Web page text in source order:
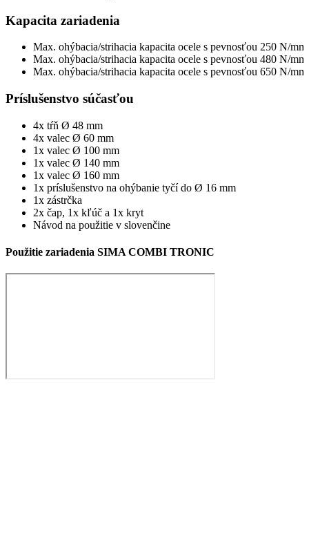
Kapacita zariadenia
Max. ohýbacia/strihacia kapacita ocele s pevnosťou 250 N/
Max. ohýbacia/strihacia kapacita ocele s pevnosťou 480 N/
Max. ohýbacia/strihacia kapacita ocele s pevnosťou 650 N/
Príslušenstvo súčasťou
4x tŕň Ø 48 mm
4x valec Ø 60 mm
1x valec Ø 100 mm
1x valec Ø 140 mm
1x valec Ø 160 mm
1x príslušenstvo na ohýbanie tyčí do Ø 16 mm
1x zástrčka
2x čap, 1x kľúč a 1x kryt
Návod na použitie v slovenčine
Použitie zariadenia SIMA COMBI TRONIC